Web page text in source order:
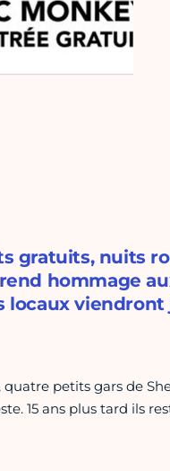
gratuits, nuits
hommage
locaux
quatre petits gars de
15 ans plus tard ils